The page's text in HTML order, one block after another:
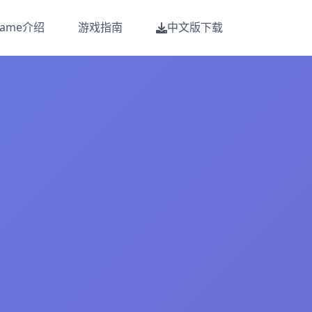
介绍 游戏指南 中文版下载